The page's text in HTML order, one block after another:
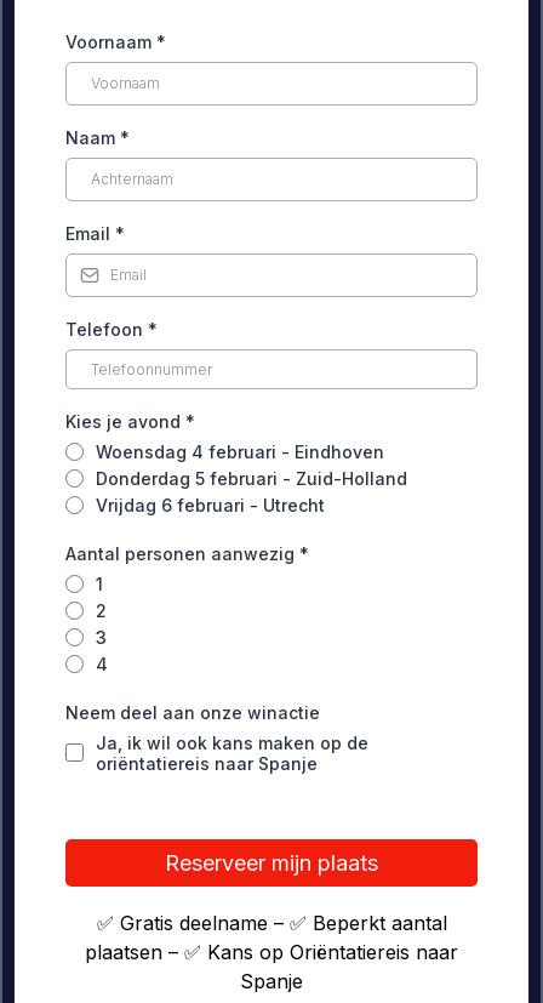
Voornaam *
Naam *
Email *
Telefoon *
Kies je avond *
Woensdag 4 februari - Eindhoven
Donderdag 5 februari - Zuid-Holland
Vrijdag 6 februari - Utrecht
Aantal personen aanwezig *
1
2
3
4
Neem deel aan onze winactie
Ja, ik wil ook kans maken op de
oriëntatiereis naar Spanje
Reserveer mijn plaats
✅ Gratis deelname – ✅ Beperkt aantal
plaatsen – ✅ Kans op Oriëntatiereis naar
Spanje